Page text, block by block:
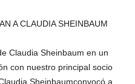
A CLAUDIA SHEINBAUM
Claudia Sheinbaum en un
con nuestro principal socio
Sheinbaumconvocó a